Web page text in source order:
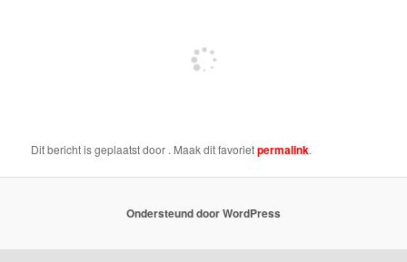
Dit bericht is geplaatst door . Maak dit favorietpermalink.
Ondersteund door WordPress